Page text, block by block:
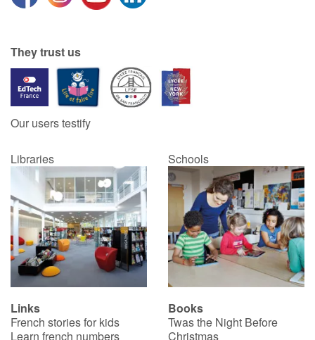
They trust us
Our users testify
Libraries Schools
Links
French stories for kids
Learn french numbers
Books
Twas the Night Before
Christmas